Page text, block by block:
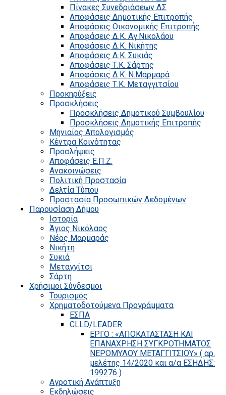
Πίνακες Συνεδριάσεων ΔΣ
Αποφάσεις Δημοτικής Επιτροπής
Αποφάσεις Οικονομικής Επιτροπής
Αποφάσεις Δ.Κ. Αγ.Νικολάου
Αποφάσεις Δ.Κ. Νικήτης
Αποφάσεις Δ.Κ. Συκιάς
Αποφάσεις Τ.Κ. Σάρτης
Αποφάσεις Δ.Κ. Ν.Μαρμαρά
Αποφάσεις Τ.Κ. Μεταγγιτσίου
Προκηρύξεις
Προσκλήσεις
Προσκλήσεις Δημοτικού Συμβουλίου
Προσκλήσεις Δημοτικής Επιτροπής
Μηνιαίος Απολογισμός
Κέντρα Κοινότητας
Προσλήψεις
Αποφάσεις Ε.Π.Ζ.
Ανακοινώσεις
Πολιτική Προστασία
Δελτία Τύπου
Προστασία Προσωπικών Δεδομένων
Παρουσίαση Δήμου
Ιστορία
Άγιος Νικόλαος
Νέος Μαρμαράς
Νικήτη
Συκιά
Μεταγγίτσι
Σάρτη
Χρήσιμοι Σύνδεσμοι
Τουρισμός
Χρηματοδοτούμενα Προγράμματα
ΕΣΠΑ
CLLD/LEADER
ΕΡΓΟ : «ΑΠΟΚΑΤΑΣΤΑΣΗ ΚΑΙ
ΕΠΑΝΑΧΡΗΣΗ ΣΥΓΚΡΟΤΗΜΑΤΟΣ
ΝΕΡΟΜΥΛΟΥ ΜΕΤΑΓΓΙΤΣΙΟΥ» ( αρ.
μελέτης 14/2020 και α/α ΕΣΗΔΗΣ:
199276 )
Αγροτική Ανάπτυξη
Εκδηλώσεις